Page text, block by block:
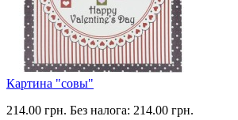
Картина "совы"
214.00 грн. Без налога: 214.00 грн.